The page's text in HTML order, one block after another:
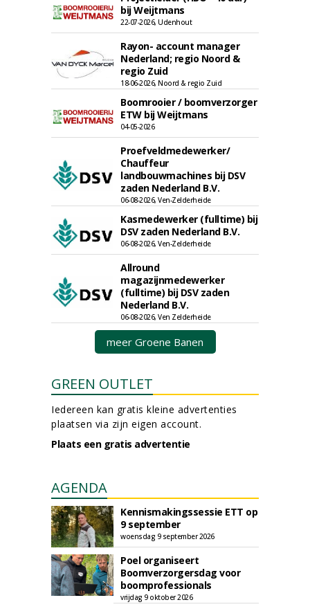
bij Weijtmans
22-07-2026, Udenhout
Rayon- account manager
Nederland; regio Noord &
regio Zuid
18-06-2026, Noord & regio Zuid
Boomrooier / boomverzorger
ETW bij Weijtmans
04-05-2026
Proefveldmedewerker/
Chauffeur
landbouwmachines bij DSV
zaden Nederland B.V.
06-08-2026, Ven-Zelderheide
Kasmedewerker (fulltime) bij
DSV zaden Nederland B.V.
06-08-2026, Ven-Zelderheide
Allround
magazijnmedewerker
(fulltime) bij DSV zaden
Nederland B.V.
06-08-2026, Ven Zelderheide
meer Groene Banen
GREEN OUTLET
Iedereen kan gratis kleine advertenties
plaatsen via zijn eigen account.
Plaats een gratis advertentie
AGENDA
Kennismakingssessie ETT op
9 september
woensdag 9 september 2026
Poel organiseert
Boomverzorgersdag voor
boomprofessionals
vrijdag 9 oktober 2026